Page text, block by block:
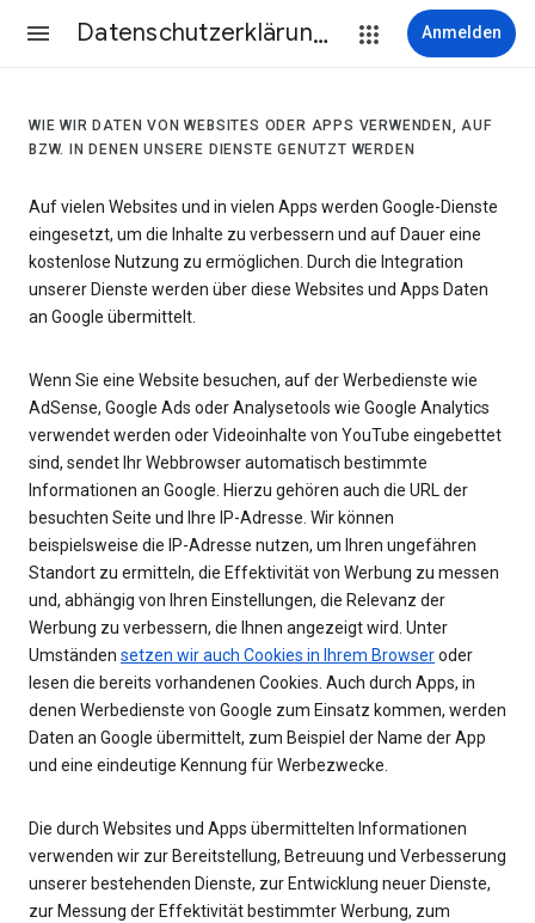
Datenschutzerklärung & Nutzungsbedingungen Anmelden
WIE WIR DATEN VON WEBSITES ODER APPS VERWENDEN, AUF
BZW. IN DENEN UNSERE DIENSTE GENUTZT WERDEN
Auf vielen Websites und in vielen Apps werden Google-Dienste
eingesetzt, um die Inhalte zu verbessern und auf Dauer eine
kostenlose Nutzung zu ermöglichen. Durch die Integration
unserer Dienste werden über diese Websites und Apps Daten
an Google übermittelt.
Wenn Sie eine Website besuchen, auf der Werbedienste wie
AdSense, Google Ads oder Analysetools wie Google Analytics
verwendet werden oder Videoinhalte von YouTube eingebettet
sind, sendet Ihr Webbrowser automatisch bestimmte
Informationen an Google. Hierzu gehören auch die URL der
besuchten Seite und Ihre IP-Adresse. Wir können
beispielsweise die IP-Adresse nutzen, um Ihren ungefähren
Standort zu ermitteln, die Effektivität von Werbung zu messen
und, abhängig von Ihren Einstellungen, die Relevanz der
Werbung zu verbessern, die Ihnen angezeigt wird. Unter
Umständen setzen wir auch Cookies in Ihrem Browseroder
lesen die bereits vorhandenen Cookies. Auch durch Apps, in
denen Werbedienste von Google zum Einsatz kommen, werden
Daten an Google übermittelt, zum Beispiel der Name der App
und eine eindeutige Kennung für Werbezwecke.
Die durch Websites und Apps übermittelten Informationen
verwenden wir zur Bereitstellung, Betreuung und Verbesserung
unserer bestehenden Dienste, zur Entwicklung neuer Dienste,
zur Messung der Effektivität bestimmter Werbung, zum